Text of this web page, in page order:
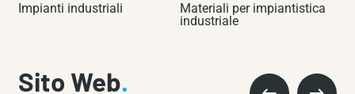
Impianti industriali
Materiali per impiantistica
industriale
Sito Web.